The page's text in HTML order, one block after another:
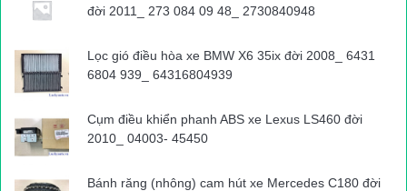
đời 2011_ 273 084 09 48_ 2730840948
Lọc gió điều hòa xe BMW X6 35ix đời 2008_ 6431
6804 939_ 64316804939
Cụm điều khiển phanh ABS xe Lexus LS460 đời
2010_ 04003- 45450
Bánh răng (nhông) cam hút xe Mercedes C180 đời